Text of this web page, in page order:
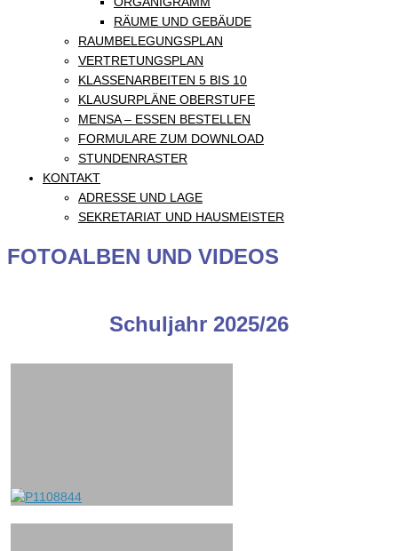
RÄUME UND GEBÄUDE
RAUMBELEGUNGSPLAN
VERTRETUNGSPLAN
KLASSENARBEITEN 5 BIS 10
KLAUSURPLÄNE OBERSTUFE
MENSA – ESSEN BESTELLEN
FORMULARE ZUM DOWNLOAD
STUNDENRASTER
KONTAKT
ADRESSE UND LAGE
SEKRETARIAT UND HAUSMEISTER
FOTOALBEN UND VIDEOS
Schuljahr 2025/26